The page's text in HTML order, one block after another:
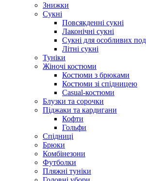
Знижки
Сукні
Повсякденні сукні
Лаконічні сукні
Сукні для особливих
Літні сукні
Туніки
Жіночі костюми
Костюми з брюками
Костюми зі спідницею
Casual-костюми
Блузки та сорочки
Піджаки та кардигани
Кофти
Гольфи
Спідниці
Брюки
Комбінезони
Футболки
Пляжні туніки